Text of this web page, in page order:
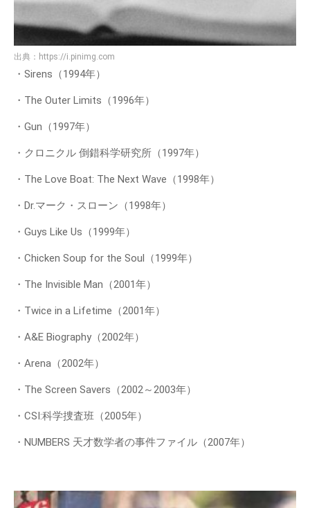
出典： https://i.pinimg.com
・Sirens（1994年）
・The Outer Limits（1996年）
・Gun（1997年）
・クロニクル 倒錯科学研究所（1997年）
・The Love Boat: The Next Wave（1998年）
・Dr.マーク・スローン（1998年）
・Guys Like Us（1999年）
・Chicken Soup for the Soul（1999年）
・The Invisible Man（2001年）
・Twice in a Lifetime（2001年）
・A&E Biography（2002年）
・Arena（2002年）
・The Screen Savers（2002～2003年）
・CSI:科学捜査班（2005年）
・NUMBERS 天才数学者の事件ファイル（2007年）